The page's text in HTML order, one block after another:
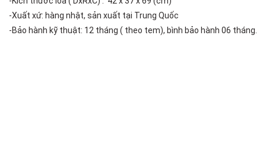
-Xuất xứ: hàng nhật, sản xuất tại Trung Quốc
-Bảo hành kỹ thuật: 12 tháng ( theo tem), bình bảo hành 06 tháng.